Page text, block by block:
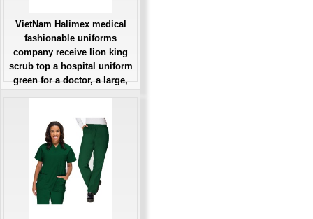
VietNam Halimex medical
fashionable uniforms
company receive lion king
scrub top a hospital uniform
green for a doctor, a large,
Đặt hàng